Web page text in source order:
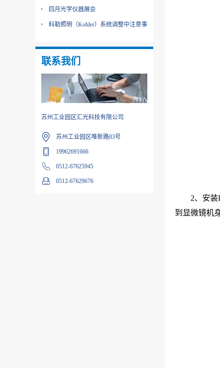
四月光学仪器展会
科勒照明（Kohler）系统调整中注意事
联系我们
苏州工业园区汇光科技有限公司
苏州工业园区唯新路83号
19962691666
0512-67625945
0512-67629676
2、安
到显微镜机